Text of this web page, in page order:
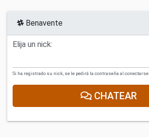
Benavente
Elija un nick:
Si ha registrado su nick, se le pedirá la contraseña al conectarse.
CHATEAR